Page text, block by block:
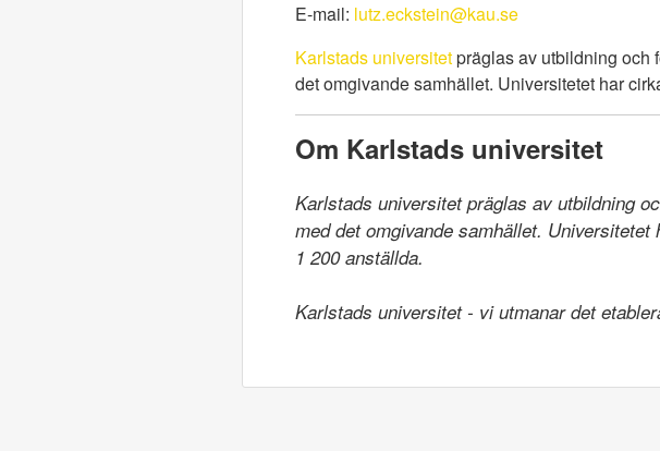
E-mail: lutz.eckstein@kau.se
Karlstads universitetpräglas av utbildning och
det omgivande samhället. Universitetet har
Om Karlstads universitet
Karlstads universitet präglas av utbildning
med det omgivande samhället.
1 200 anställda.
Karlstads universitet - vi utmanar det